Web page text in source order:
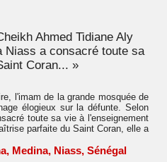
Ahmed Tidiane Aly
Niass a consacré toute sa
Coran... »
l'imam de la grande mosquée de
élogieux sur la défunte. Selon
toute sa vie à l'enseignement
parfaite du Saint Coran, elle a
, Medina, Niass, Sénégal